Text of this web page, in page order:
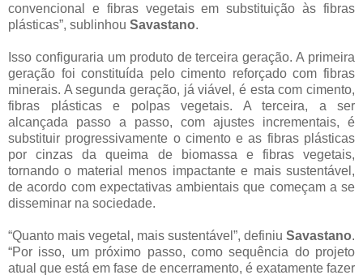
convencional e fibras vegetais em substituição às fibras
plásticas”, sublinhou Savastano.
Isso configuraria um produto de terceira geração. A primeira
geração foi constituída pelo cimento reforçado com fibras
minerais. A segunda geração, já viável, é esta com cimento,
fibras plásticas e polpas vegetais. A terceira, a ser
alcançada passo a passo, com ajustes incrementais, é
substituir progressivamente o cimento e as fibras plásticas
por cinzas da queima de biomassa e fibras vegetais,
tornando o material menos impactante e mais sustentável,
de acordo com expectativas ambientais que começam a se
disseminar na sociedade.
“Quanto mais vegetal, mais sustentável”, definiu Savastano.
“Por isso, um próximo passo, como sequência do projeto
atual que está em fase de encerramento, é exatamente fazer